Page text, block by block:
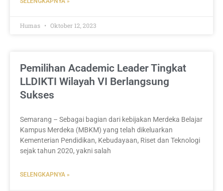
Humas Oktober 12, 2023
Pemilihan Academic Leader Tingkat
LLDIKTI Wilayah VI Berlangsung
Sukses
Semarang – Sebagai bagian dari kebijakan Merdeka Belajar
Kampus Merdeka (MBKM) yang telah dikeluarkan
Kementerian Pendidikan, Kebudayaan, Riset dan Teknologi
sejak tahun 2020, yakni salah
SELENGKAPNYA »